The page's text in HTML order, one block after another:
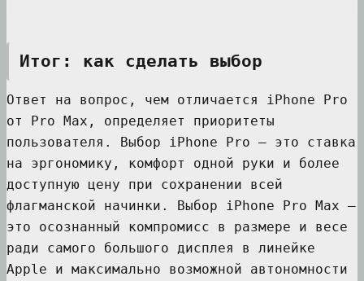
Итог: как сделать выбор
Ответ на вопрос, чем отличается iPhone Pro
от Pro Max, определяет приоритеты
пользователя. Выбор iPhone Pro — это ставка
на эргономику, комфорт одной руки и более
доступную цену при сохранении всей
флагманской начинки. Выбор iPhone Pro Max —
это осознанный компромисс в размере и весе
ради самого большого дисплея в линейке
Apple и максимально возможной автономности